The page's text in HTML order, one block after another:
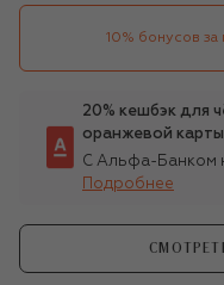
10% бонусов
20% кешбэк для
оранжевой карты
С Альфа-Банком
Подробнее